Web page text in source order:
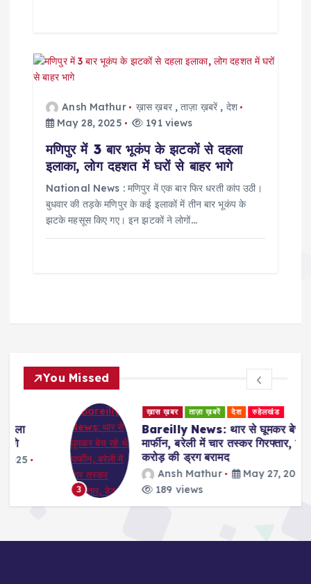
Ansh Mathur ख़ास ख़बर,ताज़ा ख़बरें , देश
May 28, 2025
191 views
मणिपुर में 3 बार भूकंप के झटकों से दहला
इलाका, लोग दहशत में घरों से बाहर भागे
National News : मणिपुर में एक बार फिर धरती कांप उठी।
बुधवार की तड़के मणिपुर के कई इलाकों में तीन बार भूकंप के
झटके महसूस किए गए। इन झटकों ने लोगों…
You Missed
ख़ास ख़बर ताज़ा ख़बरें देश रुहेलखंड
Bareilly News: थार से घूमकर बेच रहे थे
मार्फीन, बरेली में चार तस्कर गिरफ्तार, डेढ़
करोड़ की ड्रग बरामद
Ansh Mathur
May 27, 2025
189 views